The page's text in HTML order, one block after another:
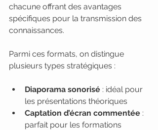
chacune offrant des avantages
spécifiques pour la transmission des
connaissances.
Parmi ces formats, on distingue
plusieurs types stratégiques :
Diaporama sonorisé : idéal pour
les présentations théoriques
Captation d’écran commentée :
parfait pour les formations